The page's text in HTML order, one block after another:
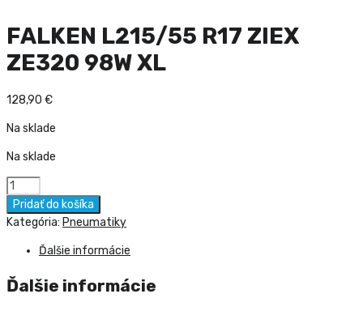
FALKEN L215/55 R17 ZIEX
ZE320 98W XL
128,90 €
Na sklade
Na sklade
množstvo
FALKEN
L215/55
ZIEX
98W
Pridať do košíka
Kategória: Pneumatiky
Ďalšie informácie
Ďalšie informácie